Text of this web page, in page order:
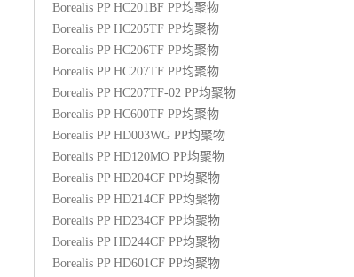
Borealis PP HC201BF PP均聚物
Borealis PP HC205TF PP均聚物
Borealis PP HC206TF PP均聚物
Borealis PP HC207TF PP均聚物
Borealis PP HC207TF-02 PP均聚物
Borealis PP HC600TF PP均聚物
Borealis PP HD003WG PP均聚物
Borealis PP HD120MO PP均聚物
Borealis PP HD204CF PP均聚物
Borealis PP HD214CF PP均聚物
Borealis PP HD234CF PP均聚物
Borealis PP HD244CF PP均聚物
Borealis PP HD601CF PP均聚物